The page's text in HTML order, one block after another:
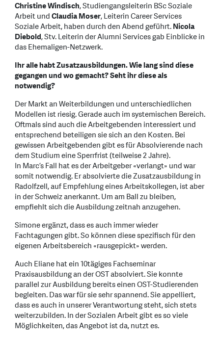
Christine Windisch, Studiengangsleiterin BSc Soziale
Arbeit undClaudia Moser, Leiterin Career Services
Soziale Arbeit, haben durch den Abend geführt.Nicola
Diebold, Stv. Leiterin der Alumni Services gab Einblicke in
das Ehemaligen-Netzwerk.
Ihr alle habt Zusatzausbildungen. Wie lang sind diese
gegangen und wo gemacht? Seht ihr diese als
notwendig?
Der Markt an Weiterbildungen und unterschiedlichen
Modellen ist riesig. Gerade auch im systemischen Bereich.
Oftmals sind auch die Arbeitgebenden interessiert und
entsprechend beteiligen sie sich an den Kosten. Bei
gewissen Arbeitgebenden gibt es für Absolvierende nach
dem Studium eine Sperrfrist (teilweise 2 Jahre).
In Marc’s Fall hat es der Arbeitgeber «verlangt» und war
somit notwendig. Er absolvierte die Zusatzausbildung in
Radolfzell, auf Empfehlung eines Arbeitskollegen, ist aber
in der Schweiz anerkannt. Um am Ball zu bleiben,
empfiehlt sich die Ausbildung zeitnah anzugehen.
Simone ergänzt, dass es auch immer wieder
Fachtagungen gibt. So können diese spezifisch für den
eigenen Arbeitsbereich «rausgepickt» werden.
Auch Eliane hat ein 10tägiges Fachseminar
Praxisausbildung an der OST absolviert. Sie konnte
parallel zur Ausbildung bereits einen OST-Studierenden
begleiten. Das war für sie sehr spannend. Sie appelliert,
dass es auch in unserer Verantwortung steht, sich stets
weiterzubilden. In der Sozialen Arbeit gibt es so viele
Möglichkeiten, das Angebot ist da, nutzt es.